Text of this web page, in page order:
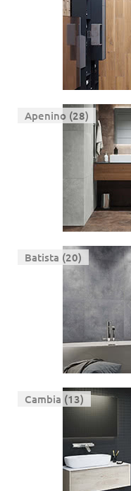
Apenino (28)
Batista (20)
Cambia (13)